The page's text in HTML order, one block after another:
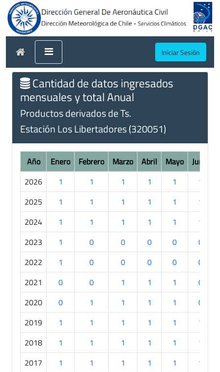
Iniciar Sesión
Cantidad de datos ingresados
mensuales y total Anual
Productos derivados de Ts.
Estación Los Libertadores (320051)
Año Enero Febrero Marzo Abril Mayo Junio
2026
1 1 1 1 1
1
2025
1 1 1 1 1
1
2024
1 1 1 1 1
1
2023
1 0 0 0 0
0
2022
1 0 0 0 0
0
2021
0 0 1 1 1
0
2020
0 1 1 1 1
0
2019
1 1 1 1 1
1
2018
1 1 1 1 1
1
2017
1 1 1 1 1
1